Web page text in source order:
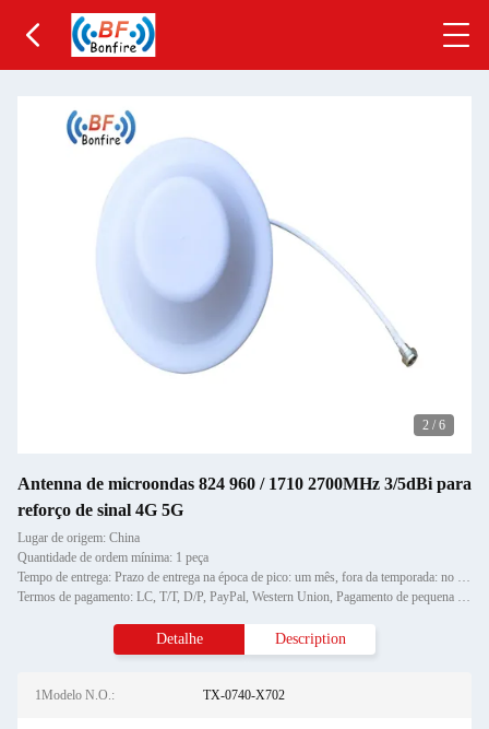
2 / 6
Antenna de microondas 824 960 / 1710 2700MHz 3/5dBi para
reforço de sinal 4G 5G
Lugar de origem: China
Quantidade de ordem mínima: 1 peça
Tempo de entrega: Prazo de entrega na época de pico: um mês, fora da temporada: no prazo de 15 dias úteis
Termos de pagamento: LC, T/T, D/P, PayPal, Western Union, Pagamento de pequena quantidade,
Detalhe Description
1Modelo N.O.: TX-0740-X702